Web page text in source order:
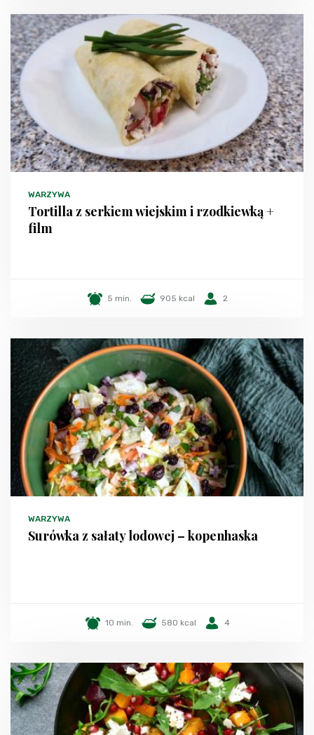
WARZYWA
Tortilla z serkiem wiejskim i rzodkiewką +
film
5 min. 905 kcal 2
WARZYWA
Surówka z sałaty lodowej – kopenhaska
10 min. 580 kcal 4